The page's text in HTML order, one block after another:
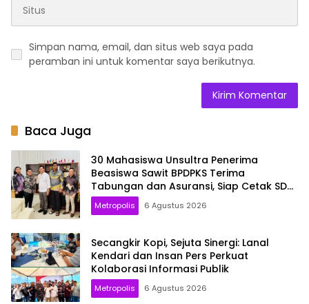
Simpan nama, email, dan situs web saya pada
peramban ini untuk komentar saya berikutnya.
Baca Juga
30 Mahasiswa Unsultra Penerima
Beasiswa Sawit BPDPKS Terima
Tabungan dan Asuransi, Siap Cetak SDM
Unggul
Metropolis 6 Agustus 2026
Secangkir Kopi, Sejuta Sinergi: Lanal
Kendari dan Insan Pers Perkuat
Kolaborasi Informasi Publik
Metropolis 6 Agustus 2026